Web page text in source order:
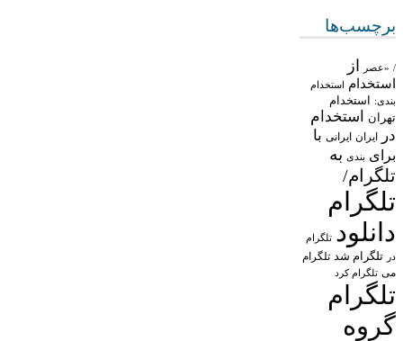
برچسب‌ها
/ «عصر از
استخدام استخدام
بندی: استخدام
تهران
استخدام
در
ایران ایرانی با
برای بندی به
تلگرام/
تلگرام
دانلود تلگرام
در تلگرام شد تلگرام
می تلگرام کرد
تلگرام
گروه